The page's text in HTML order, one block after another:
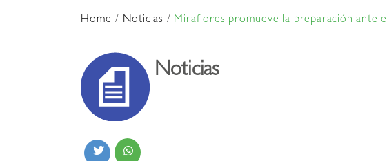
Home/Noticias /Miraflores promueve la preparación ante
Noticias